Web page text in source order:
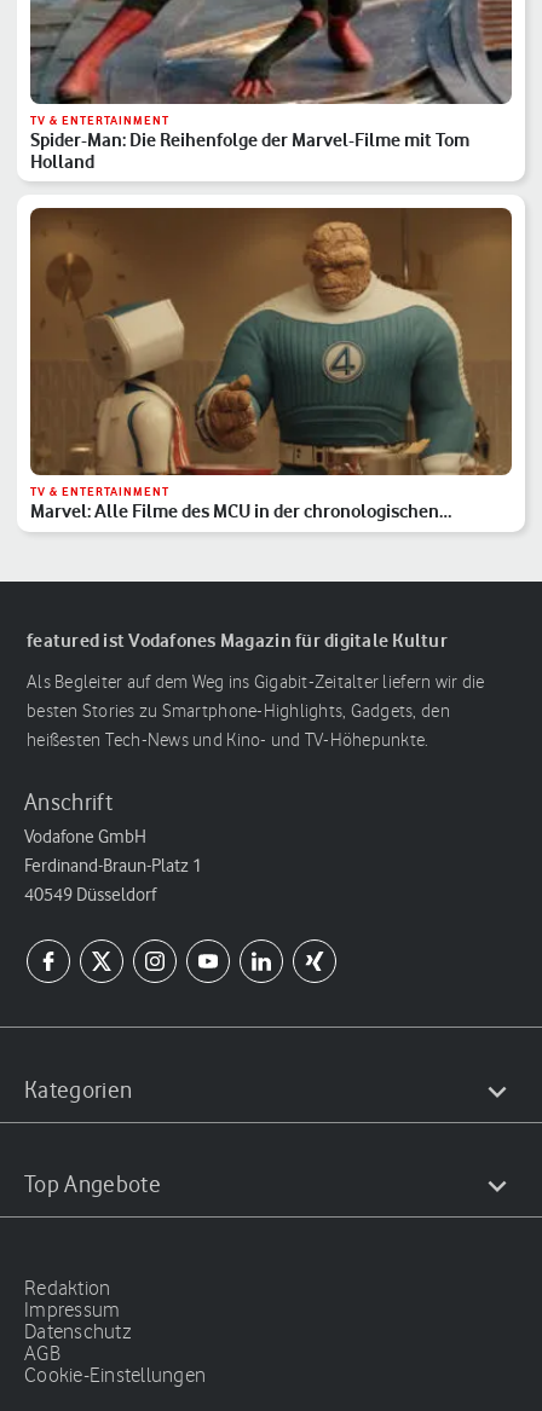
TV & ENTERTAINMENT
Spider-Man: Die Reihenfolge der Marvel-Filme mit Tom
Holland
TV & ENTERTAINMENT
Marvel: Alle Filme des MCU in der chronologischen
Reihenfolge
featured ist Vodafones Magazin für digitale Kultur
Als Begleiter auf dem Weg ins Gigabit-Zeitalter liefern wir die
besten Stories zu Smartphone-Highlights, Gadgets, den
heißesten Tech-News und Kino- und TV-Höhepunkte.
Anschrift
Vodafone GmbH
Ferdinand-Braun-Platz 1
40549 Düsseldorf
Kategorien
Top Angebote
Redaktion
Impressum
Datenschutz
AGB
Cookie-Einstellungen